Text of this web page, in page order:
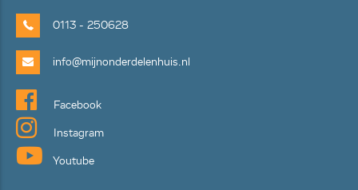
0113 - 250628
info@mijnonderdelenhuis.nl
Facebook
Instagram
Youtube